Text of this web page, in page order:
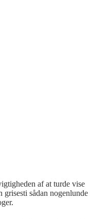
af at turde vise
grisesti sådan nogenlunde